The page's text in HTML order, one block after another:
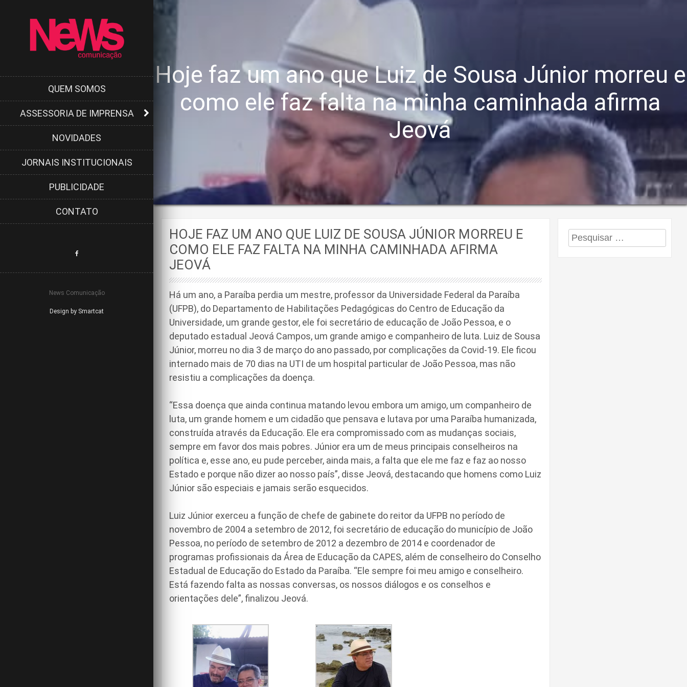
QUEM SOMOS
ASSESSORIA DE IMPRENSA
NOVIDADES
JORNAIS INSTITUCIONAIS
PUBLICIDADE
CONTATO
News Comunicação
Design by Smartcat
Hoje faz um ano que Luiz de Sousa Júnior morreu e
como ele faz falta na minha caminhada afirma
Jeová
HOJE FAZ UM ANO QUE LUIZ DE SOUSA JÚNIOR MORREU E
COMO ELE FAZ FALTA NA MINHA CAMINHADA AFIRMA
JEOVÁ
Há um ano, a Paraíba perdia um mestre, professor da Universidade Federal da Paraíba
(UFPB), do Departamento de Habilitações Pedagógicas do Centro de Educação da
Universidade, um grande gestor, ele foi secretário de educação de João Pessoa, e o
deputado estadual Jeová Campos, um grande amigo e companheiro de luta. Luiz de Sousa
Júnior, morreu no dia 3 de março do ano passado, por complicações da Covid-19. Ele ficou
internado mais de 70 dias na UTI de um hospital particular de João Pessoa, mas não
resistiu a complicações da doença.
“Essa doença que ainda continua matando levou embora um amigo, um companheiro de
luta, um grande homem e um cidadão que pensava e lutava por uma Paraíba humanizada,
construída através da Educação. Ele era compromissado com as mudanças sociais,
sempre em favor dos mais pobres. Júnior era um de meus principais conselheiros na
política e, esse ano, eu pude perceber, ainda mais, a falta que ele me faz e faz ao nosso
Estado e porque não dizer ao nosso país”, disse Jeová, destacando que homens como Luiz
Júnior são especiais e jamais serão esquecidos.
Luiz Júnior exerceu a função de chefe de gabinete do reitor da UFPB no período de
novembro de 2004 a setembro de 2012, foi secretário de educação do município de João
Pessoa, no período de setembro de 2012 a dezembro de 2014 e coordenador de
programas profissionais da Área de Educação da CAPES, além de conselheiro do Conselho
Estadual de Educação do Estado da Paraíba. “Ele sempre foi meu amigo e conselheiro.
Está fazendo falta as nossas conversas, os nossos diálogos e os conselhos e
orientações dele”, finalizou Jeová.
Pesquisar
por: